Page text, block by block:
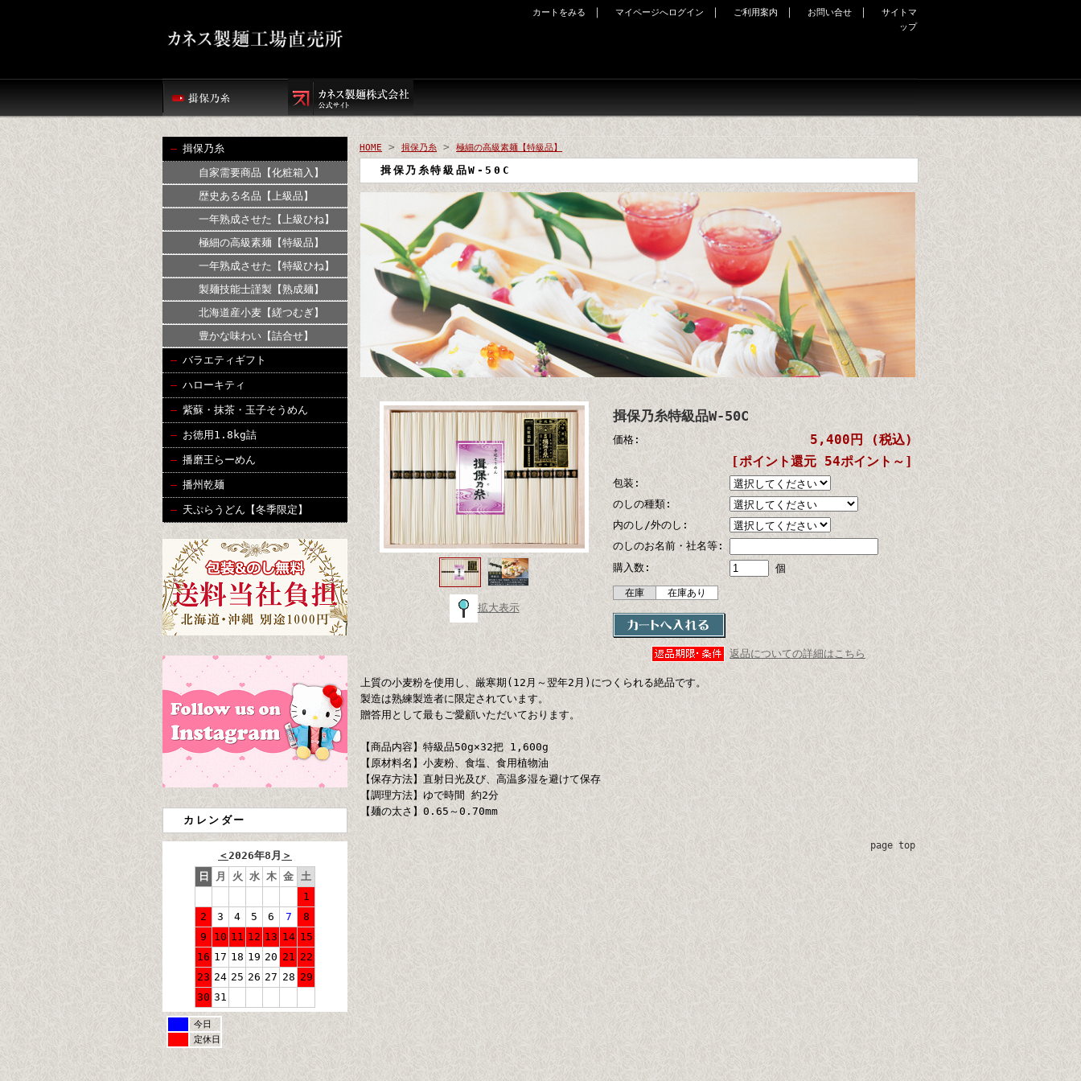
カートをみる ｜ マイページへログイン ｜ ご利用案内 ｜ お問い合せ ｜
サイトマ
ップ
揖保乃糸
自家需要商品【化粧箱入】
歴史ある名品【上級品】
一年熟成させた【上級ひね】
極細の高級素麺【特級品】
一年熟成させた【特級ひね】
製麺技能士謹製【熟成麺】
北海道産小麦【縒つむぎ】
豊かな味わい【詰合せ】
バラエティギフト
ハローキティ
紫蘇・抹茶・玉子そうめん
お徳用1.8kg詰
播磨王らーめん
播州乾麺
天ぷらうどん【冬季限定】
カレンダー
＜2026年8月 ＞
日
月 火 水 木 金 土
1
2
3 4 5 6 7
8
9
10 11 12 13 14 15
16 17 18 19 20 21 22
23 24 25 26 27 28 29
30 31
今日
定休日
HOME > 揖保乃糸 > 極細の高級素麺【特級品】
揖保乃糸特級品W-50C
拡大表示
揖保乃糸特級品W-50C
価格:
5,400円 (税込)
[ポイント還元 54ポイント～]
包装:
のしの種類:
内のし/外のし:
のしのお名前・社名等:
購入数:
個
在庫 在庫あり
返品についての詳細はこちら
上質の小麦粉を使用し、厳寒期(12月～翌年2月)につくられる絶品です。
製造は熟練製造者に限定されています。
贈答用として最もご愛顧いただいております。
【商品内容】特級品50g×32把 1,600g
【原材料名】小麦粉、食塩、食用植物油
【保存方法】直射日光及び、高温多湿を避けて保存
【調理方法】ゆで時間 約2分
【麺の太さ】0.65～0.70mm
page top